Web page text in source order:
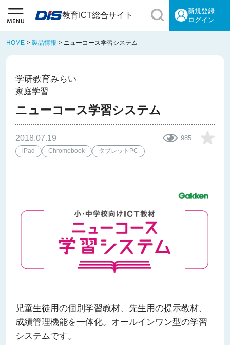
教育ICT総合サイト
新規登録
ログイン
HOME > 製品情報 > ニューコース学習システム
学研教育みらい
家庭学習
ニューコース学習システム
2018.07.19 985
iPad Chromebook タブレットPC
児童生徒用の個別学習教材、先生用の提示教材、
成績管理機能を一体化。オールインワン型の学習
システムです。